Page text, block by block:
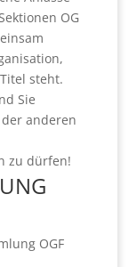
OG
steht.
Sie
anderen
zu dürfen!
OGF